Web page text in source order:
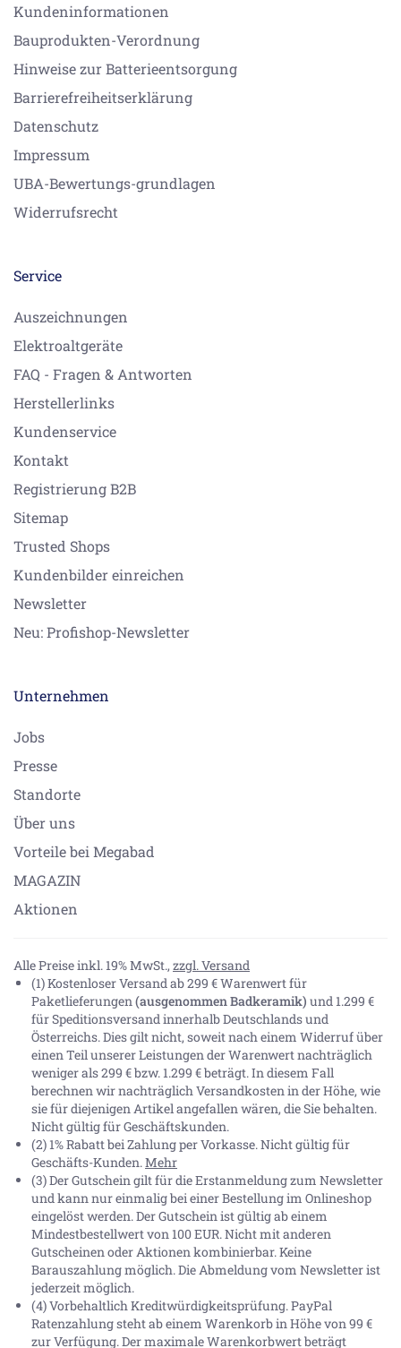
Kundeninformationen
Bauprodukten-Verordnung
Hinweise zur Batterieentsorgung
Barrierefreiheitserklärung
Datenschutz
Impressum
UBA-Bewertungs-grundlagen
Widerrufsrecht
Service
Auszeichnungen
Elektroaltgeräte
FAQ - Fragen & Antworten
Herstellerlinks
Kundenservice
Kontakt
Registrierung B2B
Sitemap
Trusted Shops
Kundenbilder einreichen
Newsletter
Neu: Profishop-Newsletter
Unternehmen
Jobs
Presse
Standorte
Über uns
Vorteile bei Megabad
MAGAZIN
Aktionen
Alle Preise inkl. 19% MwSt., zzgl. Versand
(1) Kostenloser Versand ab 299 € Warenwert für
Paketlieferungen(ausgenommen Badkeramik) und 1.299 €
für Speditionsversand innerhalb Deutschlands und
Österreichs. Dies gilt nicht, soweit nach einem Widerruf über
einen Teil unserer Leistungen der Warenwert nachträglich
weniger als 299 € bzw. 1.299 € beträgt. In diesem Fall
berechnen wir nachträglich Versandkosten in der Höhe, wie
sie für diejenigen Artikel angefallen wären, die Sie behalten.
Nicht gültig für Geschäftskunden.
(2) 1% Rabatt bei Zahlung per Vorkasse. Nicht gültig für
Geschäfts-Kunden.Mehr
(3) Der Gutschein gilt für die Erstanmeldung zum Newsletter
und kann nur einmalig bei einer Bestellung im Onlineshop
eingelöst werden. Der Gutschein ist gültig ab einem
Mindestbestellwert von 100 EUR. Nicht mit anderen
Gutscheinen oder Aktionen kombinierbar. Keine
Barauszahlung möglich. Die Abmeldung vom Newsletter ist
jederzeit möglich.
(4) Vorbehaltlich Kreditwürdigkeitsprüfung. PayPal
Ratenzahlung steht ab einem Warenkorb in Höhe von99 €
zur Verfügung. Der maximale Warenkorbwert beträgt